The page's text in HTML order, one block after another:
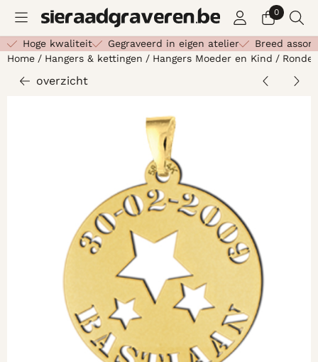
Cookievoorkeuren zijn beschikbaar. Kies instellingen of
0
Hoge kwaliteit Gegraveerd in eigen atelier
Breed
Home / Hangers & kettingen / Hangers Moeder en Kind /
overzicht